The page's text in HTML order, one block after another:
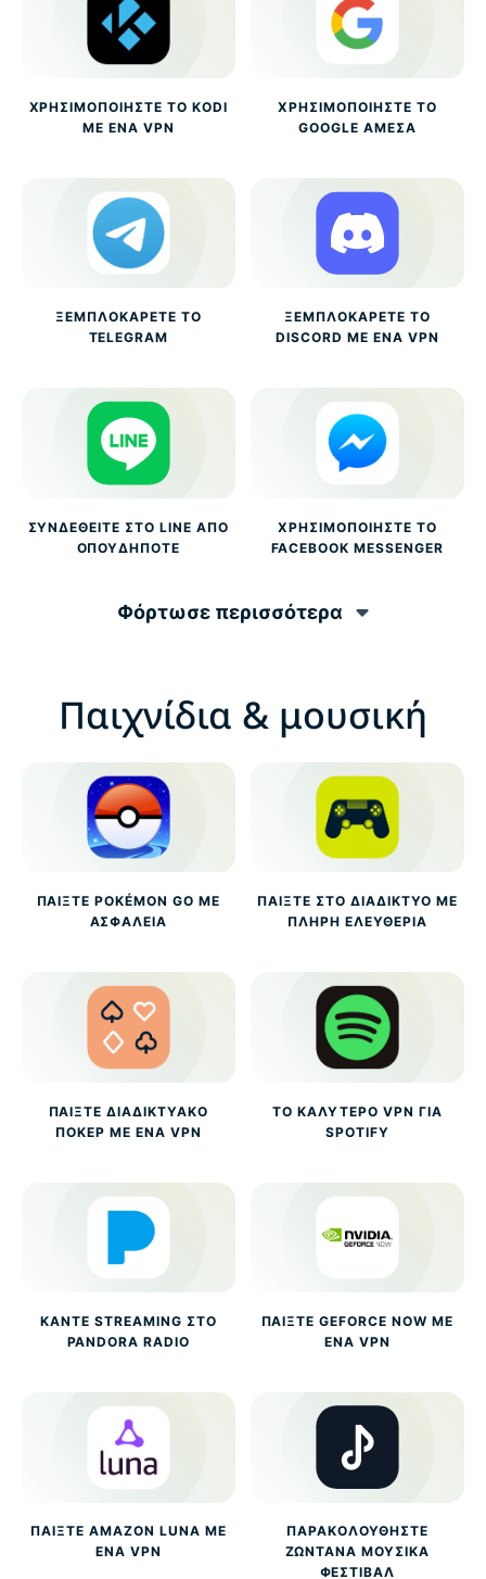
ΧΡΗΣΙΜΟΠΟΙΉΣΤΕ ΤΟ KODI
ΜΕ ΈΝΑ VPN
ΧΡΗΣΙΜΟΠΟΙΉΣΤΕ ΤΟ
GOOGLE ΆΜΕΣΑ
ΞΕΜΠΛΟΚΆΡΕΤΕ ΤΟ
TELEGRAM
ΞΕΜΠΛΟΚΆΡΕΤΕ ΤΟ
DISCORD ΜΕ ΈΝΑ VPN
ΣΥΝΔΕΘΕΊΤΕ ΣΤΟ LINE ΑΠΌ
ΟΠΟΥΔΉΠΟΤΕ
ΧΡΗΣΙΜΟΠΟΙΉΣΤΕ ΤΟ
FACEBOOK MESSENGER
Φόρτωσε περισσότερα
Παιχνίδια & μουσική
ΠΑΊΞΤΕ POKÉMON GO ΜΕ
ΑΣΦΆΛΕΙΑ
ΠΑΊΞΤΕ ΣΤΟ ΔΙΑΔΊΚΤΥΟ ΜΕ
ΠΛΉΡΗ ΕΛΕΥΘΕΡΊΑ
ΠΑΊΞΤΕ ΔΙΑΔΙΚΤΥΑΚΌ
ΠΌΚΕΡ ΜΕ ΈΝΑ VPN
ΤΟ ΚΑΛΎΤΕΡΟ VPN ΓΙΑ
SPOTIFY
ΚΆΝΤΕ STREAMING ΣΤΟ
PANDORA RADIO
ΠΑΊΞΤΕ GEFORCE NOW ΜΕ
ΈΝΑ VPN
ΠΑΊΞΤΕ AMAZON LUNA ΜΕ
ΈΝΑ VPN
ΠΑΡΑΚΟΛΟΥΘΉΣΤΕ
ΖΩΝΤΑΝΆ ΜΟΥΣΙΚΆ
ΦΕΣΤΙΒΆΛ